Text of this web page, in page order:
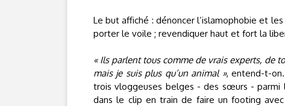
Le but affiché : dénoncer l’islamophobie et
porter le voile ; revendiquer haut et fort la
« Ils parlent tous comme de vrais experts, de
mais je suis plus qu’un animal », entend-t-
trois vloggeuses belges - des sœurs - parmi
dans le clip en train de faire un footing